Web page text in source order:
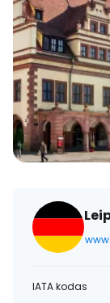
IATA kodas